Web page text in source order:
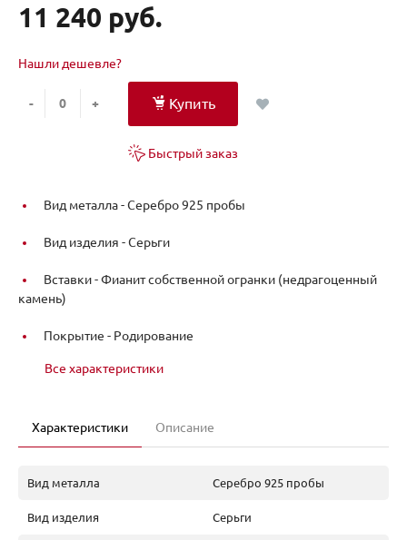
11 240 руб.
Нашли дешевле?
- + Купить
Быстрый заказ
Вид металла -Серебро 925 пробы
Вид изделия -Серьги
Вставки -Фианит собственной огранки (недрагоценный
камень)
Покрытие - Родирование
Все характеристики
Характеристики Описание
Вид металла Серебро 925 пробы
Вид изделия Серьги